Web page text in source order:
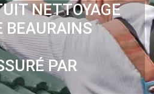
NETTOYAGE
BEAURAINS
PAR